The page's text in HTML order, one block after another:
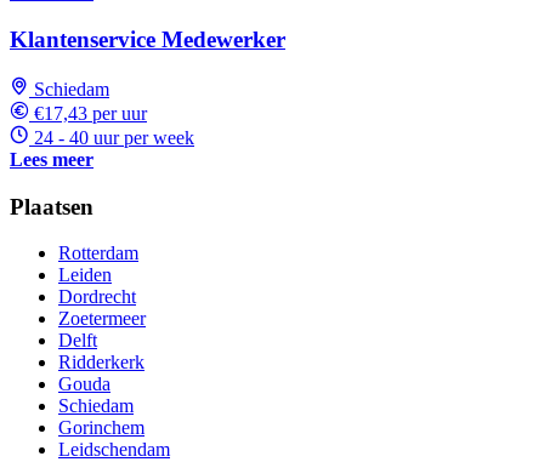
Klantenservice Medewerker
Schiedam
€17,43 per uur
24 - 40 uur per week
Lees meer
Plaatsen
Rotterdam
Leiden
Dordrecht
Zoetermeer
Delft
Ridderkerk
Gouda
Schiedam
Gorinchem
Leidschendam